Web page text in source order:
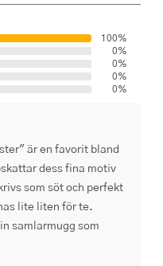
100%
0%
0%
0%
0%
är en favorit bland
dess fina motiv
som söt och perfekt
lite liten för te.
samlarmugg som